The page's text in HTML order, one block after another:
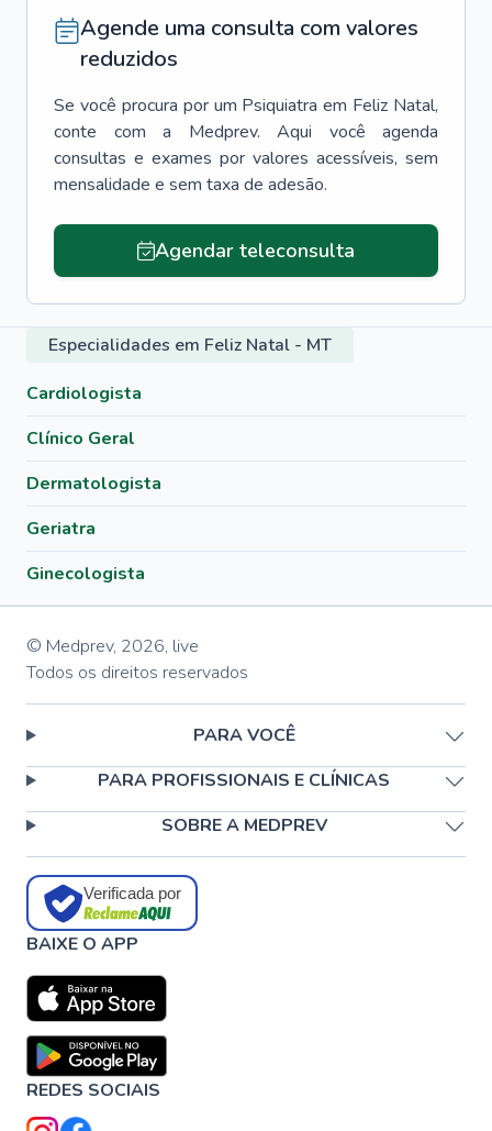
Agende uma consulta com valores
reduzidos
Se você procura por um Psiquiatra em Feliz Natal,
conte com a Medprev. Aqui você agenda
consultas e exames por valores acessíveis, sem
mensalidade e sem taxa de adesão.
Agendar teleconsulta
Especialidades em Feliz Natal - MT
Cardiologista
Clínico Geral
Dermatologista
Geriatra
Ginecologista
© Medprev, 2026, live
Todos os direitos reservados
PARA VOCÊ
PARA PROFISSIONAIS E CLÍNICAS
SOBRE A MEDPREV
Verificada por
BAIXE O APP
REDES SOCIAIS